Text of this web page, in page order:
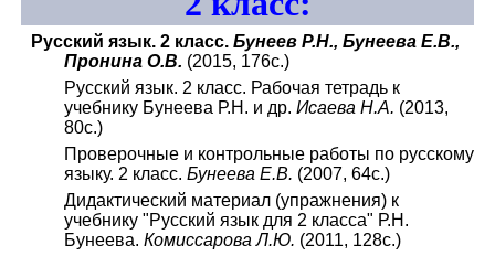
Русский язык. 2 класс. Бунеев Р.Н., Бунеева Е.В.,
Пронина О.В. (2015, 176с.)
Русский язык. 2 класс. Рабочая тетрадь к
учебнику Бунеева Р.Н. и др. Исаева Н.А. (2013,
80с.)
Проверочные и контрольные работы по русскому
языку. 2 класс. Бунеева Е.В. (2007, 64с.)
Дидактический материал (упражнения) к
учебнику "Русский язык для 2 класса" Р.Н.
Бунеева. Комиссарова Л.Ю. (2011, 128с.)